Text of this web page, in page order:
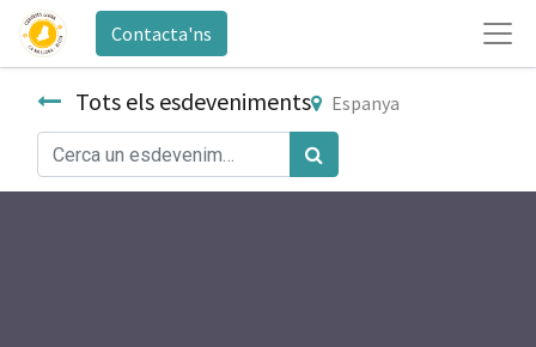
Contacta'ns
Tots els esdeveniments Espanya